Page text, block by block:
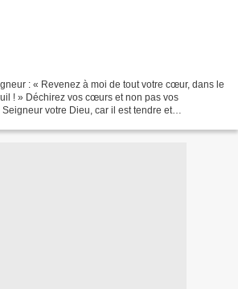
: « Revenez à moi de tout votre cœur, dans le
! » Déchirez vos cœurs et non pas vos
votre Dieu, car il est tendre et